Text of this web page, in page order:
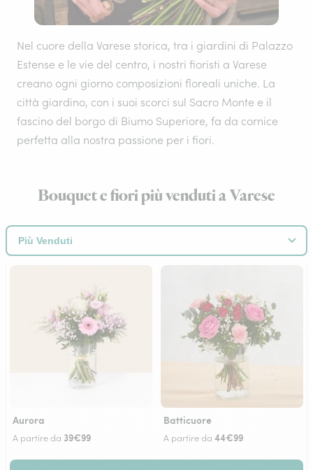
Nel cuore della Varese storica, tra i giardini di Palazzo
Estense e le vie del centro, i nostri fioristi a Varese
creano ogni giorno composizioni floreali uniche. La
città giardino, con i suoi scorci sul Sacro Monte e il
fascino del borgo di Biumo Superiore, fa da cornice
perfetta alla nostra passione per i fiori.
Bouquet e fiori più venduti a Varese
Aurora
A partire da 39€99
Batticuore
A partire da 44€99